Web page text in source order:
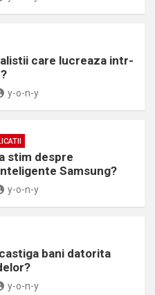
care lucreaza intr-
y-o-n-y
stim despre
Samsung?
y-o-n-y
bani datorita
y-o-n-y